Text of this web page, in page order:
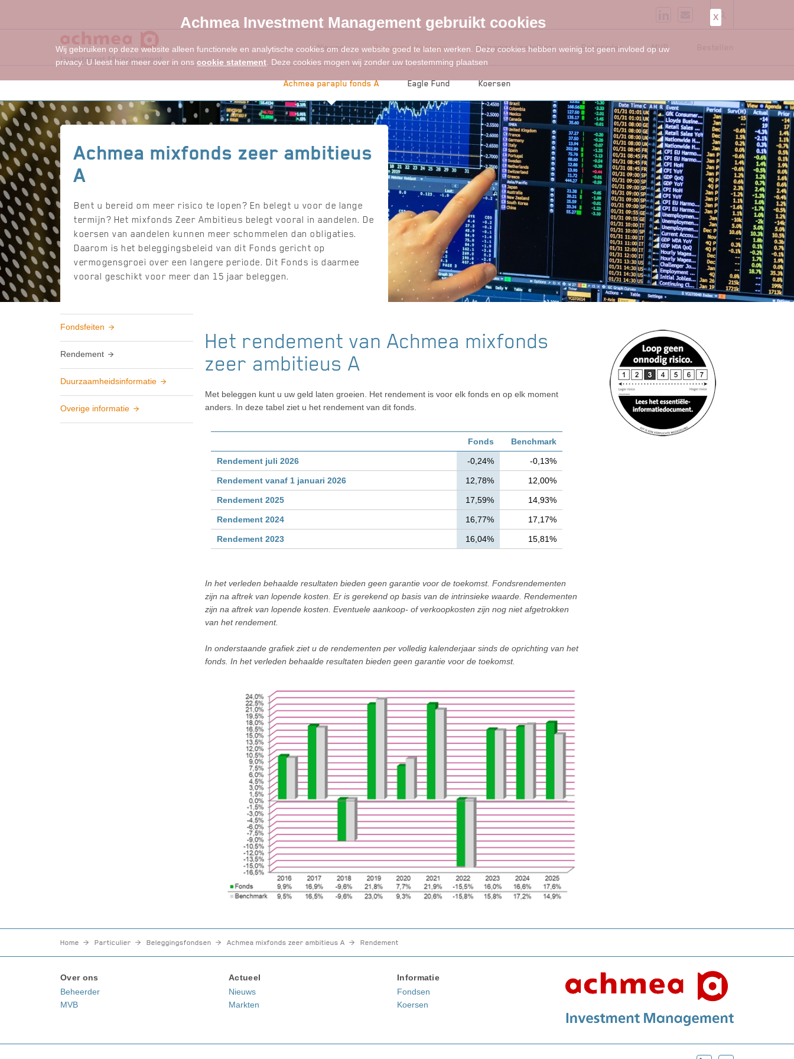
Nieuws Beleggingsfondsen Beleggingsinstelling Beheerder MVB
Achmea paraplu fonds A Eagle Fund Koersen
Achmea Investment Management gebruikt cookies
Wij gebruiken op deze website alleen functionele en analytische cookies om deze website goed te laten werken. Deze cookies hebben weinig tot geen invloed op uw
privacy. U leest hier meer over in onscookie statement . Deze cookies mogen wij zonder uw toestemming plaatsen
X
Achmea mixfonds zeer ambitieus
A
Bent u bereid om meer risico te lopen? En belegt u voor de lange
termijn? Het mixfonds Zeer Ambitieus belegt vooral in aandelen. De
koersen van aandelen kunnen meer schommelen dan obligaties.
Daarom is het beleggingsbeleid van dit Fonds gericht op
vermogensgroei over een langere periode. Dit Fonds is daarmee
vooral geschikt voor meer dan 15 jaar beleggen.
Fondsfeiten
Rendement
Duurzaamheidsinformatie
Overige informatie
Het rendement van Achmea mixfonds
zeer ambitieus A
Met beleggen kunt u uw geld laten groeien. Het rendement is voor elk fonds en op elk moment
anders. In deze tabel ziet u het rendement van dit fonds.
Fonds Benchmark
Rendement juli 2026 -0,24% -0,13%
Rendement vanaf 1 januari 2026 12,78% 12,00%
Rendement 2025 17,59% 14,93%
Rendement 2024 16,77% 17,17%
Rendement 2023 16,04% 15,81%
In het verleden behaalde resultaten bieden geen garantie voor de toekomst. Fondsrendementen
zijn na aftrek van lopende kosten. Er is gerekend op basis van de intrinsieke waarde. Rendementen
zijn na aftrek van lopende kosten. Eventuele aankoop- of verkoopkosten zijn nog niet afgetrokken
van het rendement.
In onderstaande grafiek ziet u de rendementen per volledig kalenderjaar sinds de oprichting van het
fonds. In het verleden behaalde resultaten bieden geen garantie voor de toekomst.
Home Particulier Beleggingsfondsen Achmea mixfonds zeer ambitieus A Rendement
Over ons
Beheerder
MVB
Actueel
Nieuws
Markten
Informatie
Fondsen
Koersen